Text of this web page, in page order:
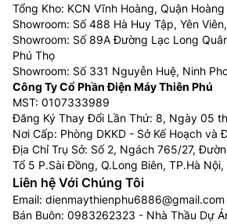
Tổng Kho: KCN Vĩnh Hoàng, Quận
Showroom: Số 488 Hà Huy Tập, Yên
Showroom: Số 89A Đường Lạc Long
Phú Thọ
Showroom: Số 331 Nguyễn Huệ, Ninh
Công Ty Cổ Phần Điện Máy Thiên Phú
MST: 0107333989
Đăng Ký Thay Đổi Lần Thứ: 8, Ngày 05
Nơi Cấp: Phòng DKKD - Sở Kế Hoạch và
Địa Chỉ Trụ Sở: Số 2, Ngách 765/27,
Tổ 5 P.Sài Đồng, Q.Long Biên, TP.Hà
Liên hệ Với Chúng Tôi
Email: dienmaythienphu6886@gmail.com
Bán Buôn: 0983262323 - Nhà Thầu Dự